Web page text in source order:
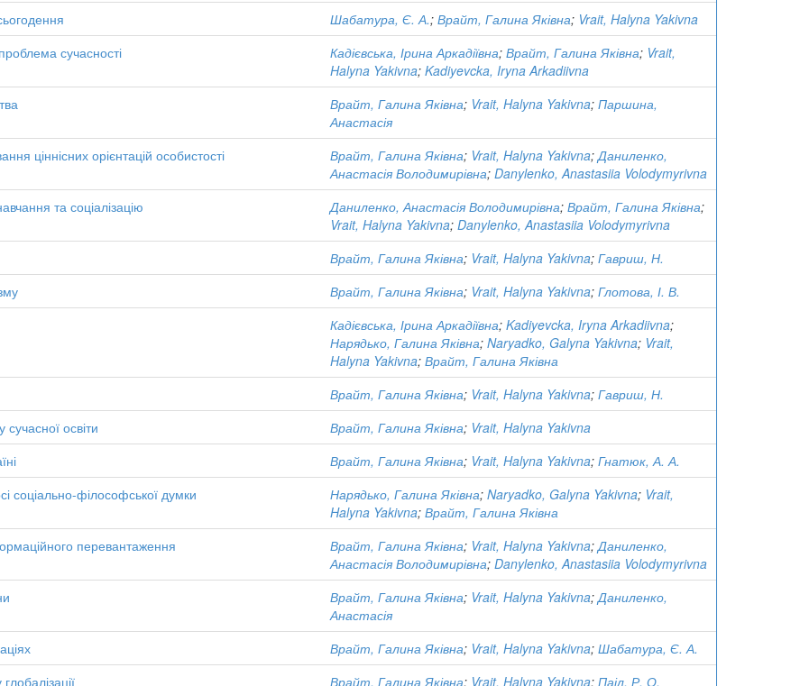
Шабатура, Є. А.; Врайт, Галина Яківна; Vrait, Halyna Yakivna
сучасності Кадієвська, Ірина Аркадіївна; Врайт, Галина Яківна; Vrait,
Halyna Yakivna; Kadiyevcka, Iryna Arkadiivna
Врайт, Галина Яківна; Vrait, Halyna Yakivna; Паршина,
Анастасія
ціннісних орієнтацій особистості Врайт, Галина Яківна; Vrait, Halyna Yakivna;Даниленко,
Анастасія Володимирівна; Danylenko, Anastasiia Volodymyrivna
та соціалізацію Даниленко, Анастасія Володимирівна; Врайт, Галина Яківна;
Vrait, Halyna Yakivna; Danylenko, Anastasiia Volodymyrivna
Врайт, Галина Яківна; Vrait, Halyna Yakivna; Гавриш, Н.
Врайт, Галина Яківна; Vrait, Halyna Yakivna; Глотова, І. В.
Кадієвська, Ірина Аркадіївна; Kadiyevcka, Iryna Arkadiivna;
Нарядько, Галина Яківна; Naryadko, Galyna Yakivna; Vrait,
Halyna Yakivna; Врайт, Галина Яківна
Врайт, Галина Яківна; Vrait, Halyna Yakivna; Гавриш, Н.
сучасної освіти Врайт, Галина Яківна; Vrait, Halyna Yakivna
Врайт, Галина Яківна; Vrait, Halyna Yakivna; Гнатюк, А. А.
соціально-філософської думки Нарядько, Галина Яківна; Naryadko, Galyna Yakivna; Vrait,
Halyna Yakivna; Врайт, Галина Яківна
перевантаження Врайт, Галина Яківна; Vrait, Halyna Yakivna;Даниленко,
Анастасія Володимирівна; Danylenko, Anastasiia Volodymyrivna
Врайт, Галина Яківна; Vrait, Halyna Yakivna;Даниленко,
Анастасія
Врайт, Галина Яківна; Vrait, Halyna Yakivna; Шабатура, Є. А.
Врайт, Галина Яківна; Vrait, Halyna Yakivna; Паіл, Р. О.